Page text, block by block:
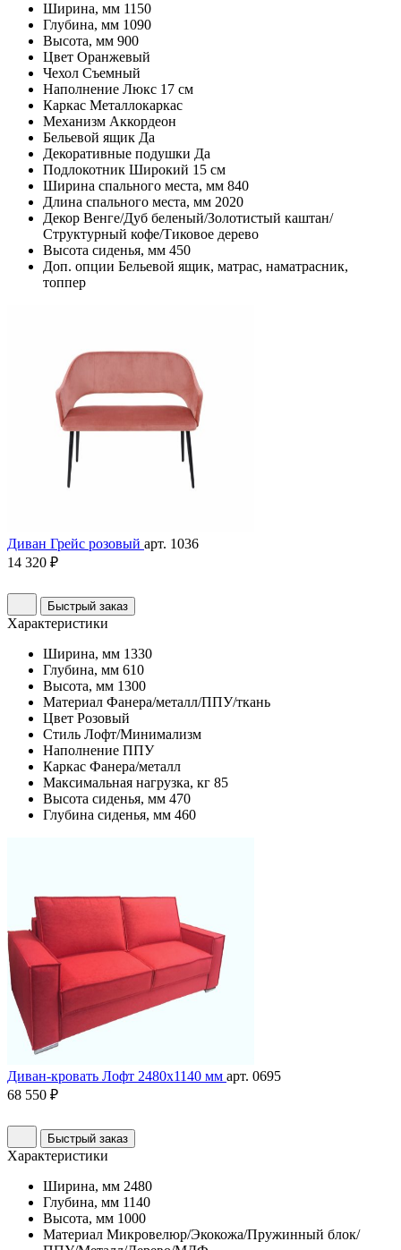
Ширина, мм 1150
Глубина, мм 1090
Высота, мм 900
Цвет Оранжевый
Чехол Съемный
Наполнение Люкс 17 см
Каркас Металлокаркас
Механизм Аккордеон
Бельевой ящик Да
Декоративные подушки Да
Подлокотник Широкий 15 см
Ширина спального места, мм 840
Длина спального места, мм 2020
Декор Венге/Дуб беленый/Золотистый каштан/
Структурный кофе/Тиковое дерево
Высота сиденья, мм 450
Доп. опции Бельевой ящик, матрас, наматрасник,
топпер
Диван Грейс розовый арт. 1036
14 320 ₽
Быстрый заказ
Характеристики
Ширина, мм 1330
Глубина, мм 610
Высота, мм 1300
Материал Фанера/металл/ППУ/ткань
Цвет Розовый
Стиль Лофт/Минимализм
Наполнение ППУ
Каркас Фанера/металл
Максимальная нагрузка, кг 85
Высота сиденья, мм 470
Глубина сиденья, мм 460
Диван-кровать Лофт 2480х1140 мм арт. 0695
68 550 ₽
Быстрый заказ
Характеристики
Ширина, мм 2480
Глубина, мм 1140
Высота, мм 1000
Материал Микровелюр/Экокожа/Пружинный блок/